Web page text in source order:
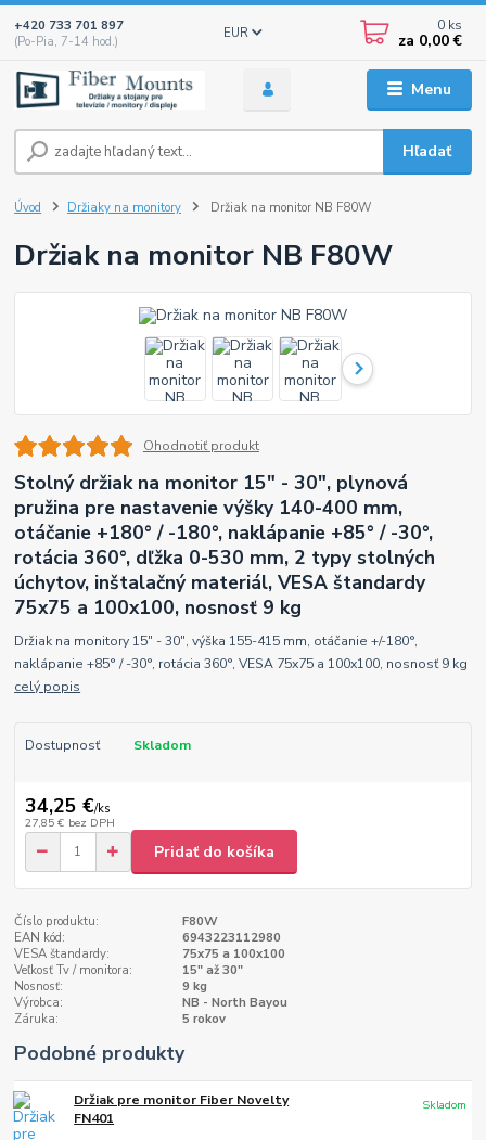
Menu
EUR
Hľadať
+420 733 701 897
(Po-Pia, 7-14 hod.)
0 ks
za 0,00 €
Úvod Držiaky na monitory Držiak na monitor NB F80W
Držiak na monitor NB F80W
Ohodnotiť produkt
Stolný držiak na monitor 15" - 30", plynová
pružina pre nastavenie výšky 140-400 mm,
otáčanie +180° / -180°, naklápanie +85° / -30°,
rotácia 360°, dľžka 0-530 mm, 2 typy stolných
úchytov, inštalačný materiál, VESA štandardy
75x75 a 100x100, nosnosť 9 kg
Držiak na monitory 15" - 30", výška 155-415 mm, otáčanie +/-180°,
naklápanie +85° / -30°, rotácia 360°, VESA 75x75 a 100x100, nosnosť 9 kg
celý popis
Dostupnosť Skladom
34,25 €/ks
27,85 € bez DPH
Pridať do košíka
Číslo produktu:
F80W
EAN kód:
6943223112980
VESA štandardy:
75x75 a 100x100
Veľkosť Tv / monitora:
15" až 30"
Nosnosť:
9 kg
Výrobca:
NB - North Bayou
Záruka:
5 rokov
Podobné produkty
Držiak pre monitor Fiber Novelty
FN401
Skladom